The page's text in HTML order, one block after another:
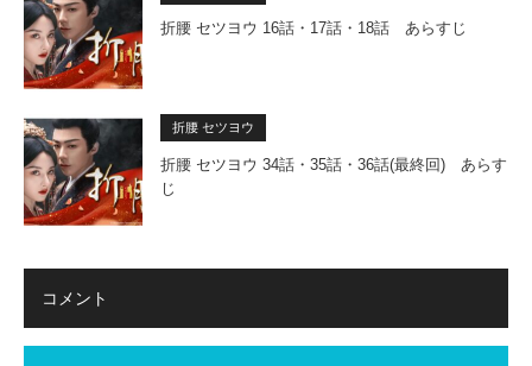
折腰 セツヨウ 16話・17話・18話 あらすじ
折腰 セツヨウ
折腰 セツヨウ 34話・35話・36話(最終回) あらす
じ
コメント